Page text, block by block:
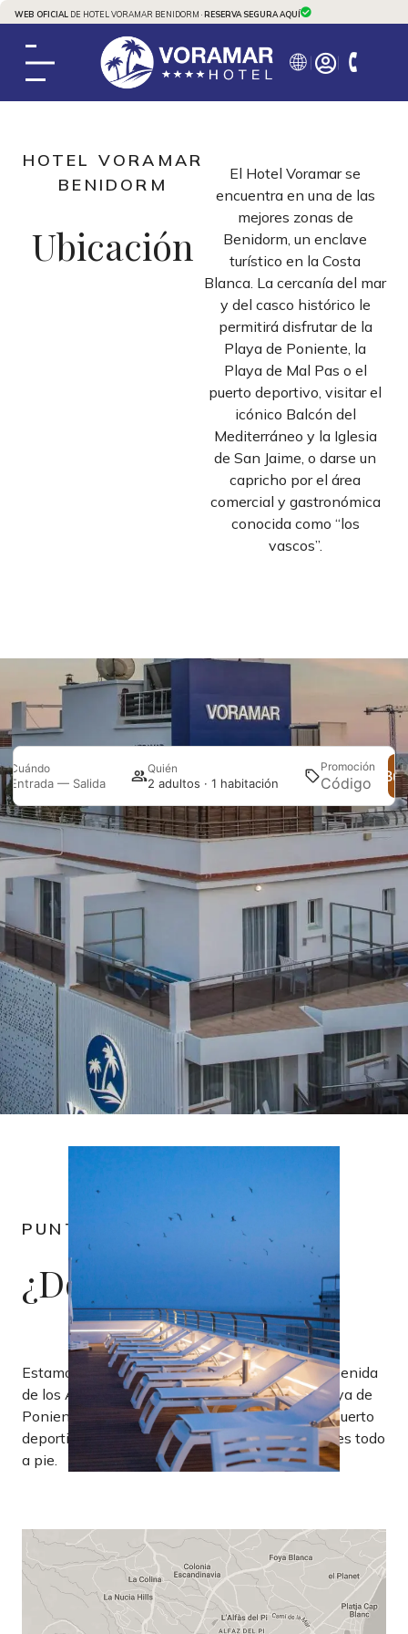
WEB OFICIAL DE HOTEL VORAMAR BENIDORM ·RESERVA SEGURA AQUÍ
HOTEL VORAMAR
BENIDORM
Ubicación
El Hotel Voramar se
encuentra en una de las
mejores zonas de
Benidorm, un enclave
turístico en la Costa
Blanca. La cercanía del mar
y del casco histórico le
permitirá disfrutar de la
Playa de Poniente, la
Playa de Mal Pas o el
puerto deportivo, visitar el
icónico Balcón del
Mediterráneo y la Iglesia
de San Jaime, o darse un
capricho por el área
comercial y gastronómica
conocida como “los
vascos”.
Cuándo
Entrada — Salida
Quién
2 adultos · 1 habitación
Promoción
PUNTO EXACTO
¿Dónde estamos?
Estamos en una ubicación inmejorable: en la Avenida
de los Almendros, 6, a escasos metros de la Playa de
Poniente, del casco histórico de Benidorm, del puerto
deportivo y de la zona de ocio nocturno. Lo tienes todo
a pie.